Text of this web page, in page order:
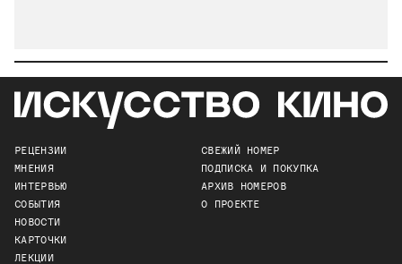
РЕЦЕНЗИИ
МНЕНИЯ
ИНТЕРВЬЮ
СОБЫТИЯ
НОВОСТИ
КАРТОЧКИ
ЛЕКЦИИ
СВЕЖИЙ НОМЕР
ПОДПИСКА И ПОКУПКА
АРХИВ НОМЕРОВ
О ПРОЕКТЕ